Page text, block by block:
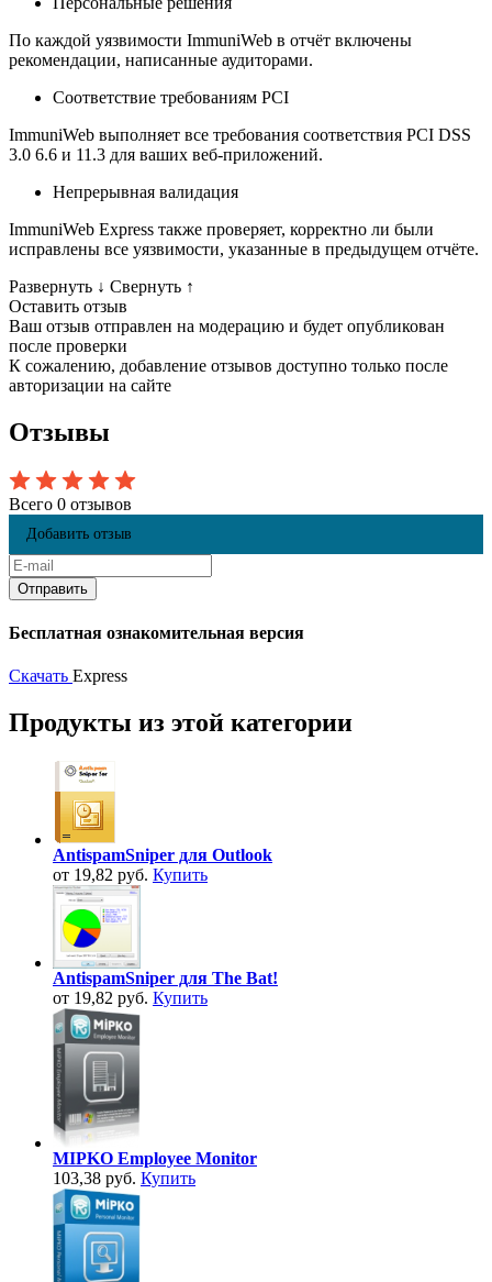
По каждой уязвимости ImmuniWeb в отчёт включены
рекомендации, написанные аудиторами.
Соответствие требованиям PCI
ImmuniWeb выполняет все требования соответствия PCI DSS
3.0 6.6 и 11.3 для ваших веб-приложений.
Непрерывная валидация
ImmuniWeb Express также проверяет, корректно ли были
исправлены все уязвимости, указанные в предыдущем отчёте.
Развернуть ↓ Свернуть ↑
Оставить отзыв
Ваш отзыв отправлен на модерацию и будет опубликован
после проверки
К сожалению, добавление отзывов доступно только после
авторизации на сайте
Отзывы
Всего 0 отзывов
Добавить отзыв
Бесплатная ознакомительная версия
Скачать Express
Продукты из этой категории
AntispamSniper для Outlook
от 19,82 руб. Купить
AntispamSniper для The Bat!
от 19,82 руб. Купить
MIPKO Employee Monitor
103,38 руб. Купить